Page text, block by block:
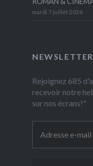
mardi 7 juillet 2026
NEWSLETTER
Rejoignez 685
recevoir notre
sur nos écrans!"